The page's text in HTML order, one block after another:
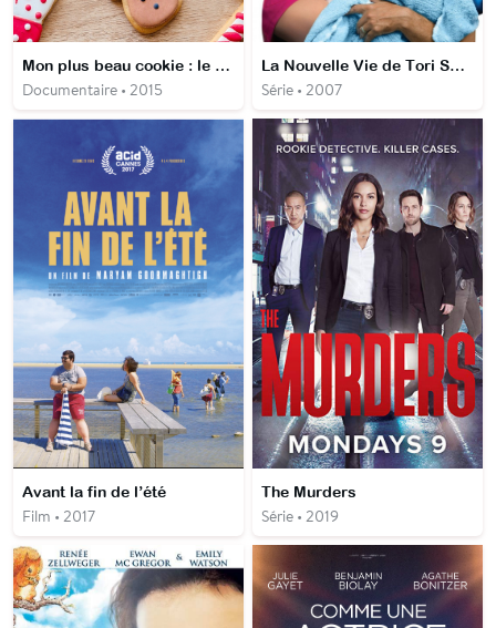
Mon plus beau cookie : le défi de Noël
Documentaire • 2015
La Nouvelle Vie de Tori Spelling
Série • 2007
Avant la fin de l’été
Film • 2017
The Murders
Série • 2019